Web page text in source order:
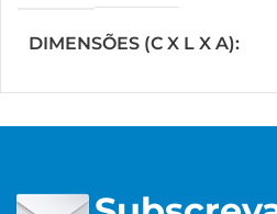
DIMENSÕES (C X L X A)